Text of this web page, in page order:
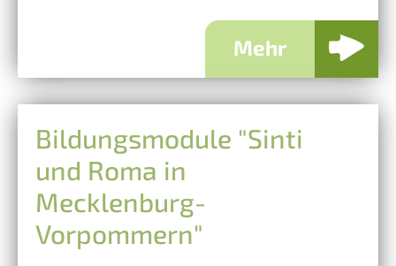
Mehr
Bildungsmodule "Sinti
und Roma in
Mecklenburg-
Vorpommern"